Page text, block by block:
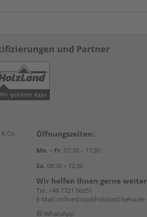
und Partner
Co.
Öffnungszeiten:
Mo. – Fr. 07:30 – 17:30
Sa. 08:30 – 12:30
Wir helfen Ihnen gerne weiter
Tel.: +49 7721 56051
E-Mail: onlineshop@holzland-beha.de
WhatsApp